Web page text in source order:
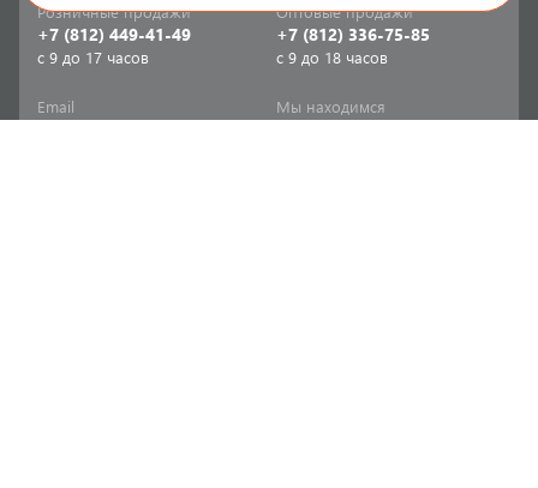
Розничные продажи
+7 (812) 449-41-49
с 9 до 17 часов
Оптовые продажи
+7 (812) 336-75-85
с 9 до 18 часов
Email Мы находимся